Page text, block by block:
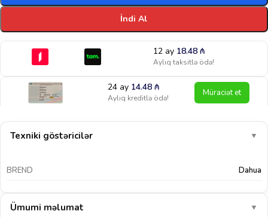
İndi Al
12 ay 18.48 ₼
Aylıq taksitlə ödə!
24 ay 14.48₼
Aylıq kreditlə ödə! Müraciət et
Texniki göstəricilər ▼
BREND Dahua
Ümumi məlumat ▼